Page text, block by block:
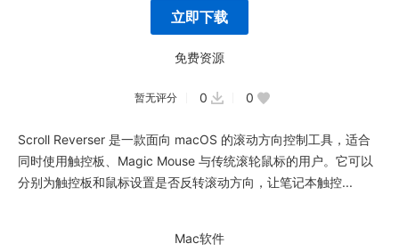
立即下载
免费资源
暂无评分 0 0
Scroll Reverser 是一款面向 macOS 的滚动方向控制工具，适合
同时使用触控板、Magic Mouse 与传统滚轮鼠标的用户。它可以
分别为触控板和鼠标设置是否反转滚动方向，让笔记本触控...
Mac软件